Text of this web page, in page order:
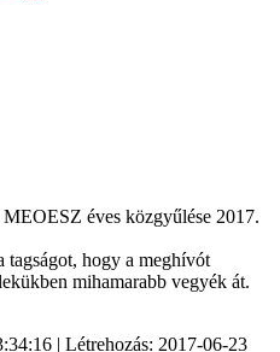
éves közgyűlése 2017.
hogy a meghívót
mihamarabb vegyék át.
| Létrehozás: 2017-06-23